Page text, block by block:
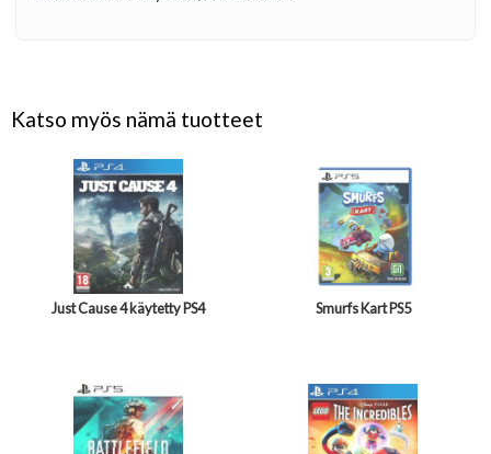
Katso myös nämä tuotteet
Just Cause 4 käytetty PS4 Smurfs Kart PS5